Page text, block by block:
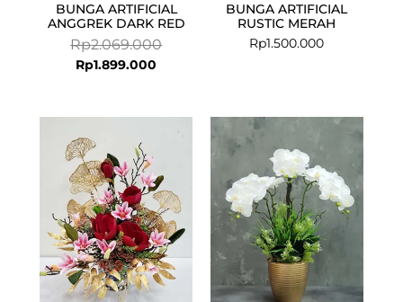
BUNGA ARTIFICIAL
ANGGREK DARK RED
Rp2.069.000
Rp1.899.000
BUNGA ARTIFICIAL
RUSTIC MERAH
Rp1.500.000
Original
price
was:
Current
Rp1.705.000.